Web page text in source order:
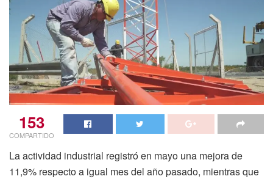
153
COMPARTIDO
La actividad industrial registró en mayo una mejora de
11,9% respecto a igual mes del año pasado, mientras que